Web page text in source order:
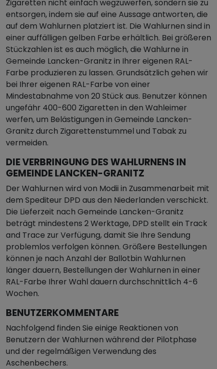
Zigaretten nicht einfach wegzuwerfen, sondern sie zu
entsorgen, indem sie auf eine Aussage antworten, die
auf dem Wahlurnen platziert ist. Die Wahlurnen sind in
einer auffälligen gelben Farbe erhältlich. Bei größeren
Stückzahlen ist es auch möglich, die Wahlurne in
Gemeinde Lancken-Granitz in Ihrer eigenen RAL-
Farbe produzieren zu lassen. Grundsätzlich gehen wir
bei Ihrer eigenen RAL-Farbe von einer
Mindestabnahme von 20 Stück aus. Benutzer können
ungefähr 400-600 Zigaretten in den Wahleimer
werfen, um Belästigungen in Gemeinde Lancken-
Granitz durch Zigarettenstummel und Tabak zu
vermeiden.
DIE VERBRINGUNG DES WAHLURNENS IN
GEMEINDE LANCKEN-GRANITZ
Der Wahlurnen wird von Modii in Zusammenarbeit mit
dem Spediteur DPD aus den Niederlanden verschickt.
Die Lieferzeit nach Gemeinde Lancken-Granitz
beträgt mindestens 2 Werktage, DPD stellt ein Track
and Trace zur Verfügung, damit Sie Ihre Sendung
problemlos verfolgen können. Größere Bestellungen
können je nach Anzahl der Ballotbin Wahlurnen
länger dauern, Bestellungen der Wahlurnen in einer
RAL-Farbe Ihrer Wahl dauern durchschnittlich 4-6
Wochen.
BENUTZERKOMMENTARE
Nachfolgend finden Sie einige Reaktionen von
Benutzern der Wahlurnen während der Pilotphase
und der regelmäßigen Verwendung des
Aschenbechers.